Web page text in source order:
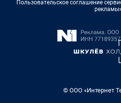
Пользовательское соглашение
рекламы»
© ООО «Интернет